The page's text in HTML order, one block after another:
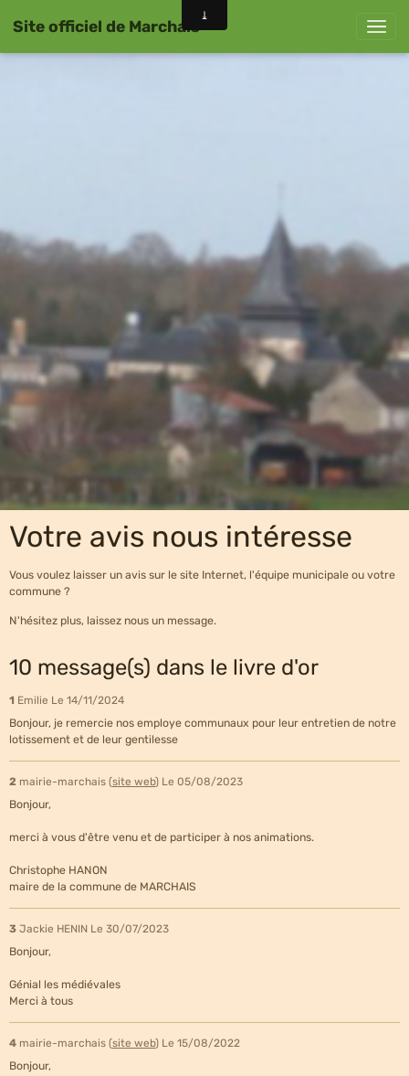
Site officiel de Marchais
Votre avis nous intéresse
Vous voulez laisser un avis sur le site Internet, l'équipe municipale ou votre
commune ?
N'hésitez plus, laissez nous un message.
10 message(s) dans le livre d'or
1 Emilie Le 14/11/2024
Bonjour, je remercie nos employe communaux pour leur entretien de notre
lotissement et de leur gentilesse
2 mairie-marchais (site web) Le 05/08/2023
Bonjour,
merci à vous d'être venu et de participer à nos animations.
Christophe HANON
maire de la commune de MARCHAIS
3 Jackie HENIN Le 30/07/2023
Bonjour,
Génial les médiévales
Merci à tous
4 mairie-marchais (site web) Le 15/08/2022
Bonjour,